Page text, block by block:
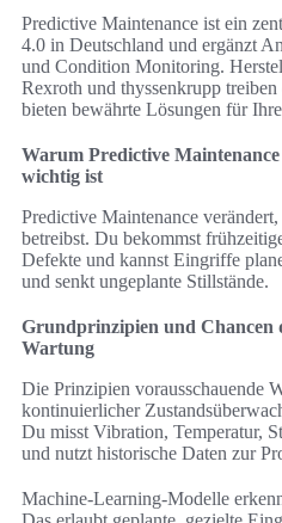
Predictive Maintenance ist ein
4.0 in Deutschland und ergänzt
und Condition Monitoring.
Rexroth und thyssenkrupp
bieten bewährte Lösungen für
Warum Predictive
wichtig ist
Predictive Maintenance
betreibst. Du bekommst
Defekte und kannst Eingriffe
und senkt ungeplante Stillstände.
Grundprinzipien und Chancen
Wartung
Die Prinzipien vorausschauende
kontinuierlicher
Du misst Vibration, Temperatur,
und nutzt historische Daten zur
Machine-Learning-Modelle